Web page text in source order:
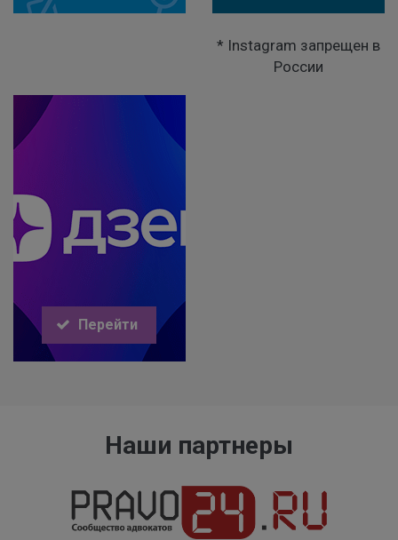
* Instagram запрещен в
России
Перейти
Наши партнеры